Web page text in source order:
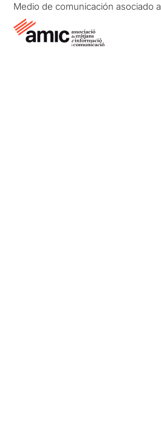
Medio de comunicación asociado a